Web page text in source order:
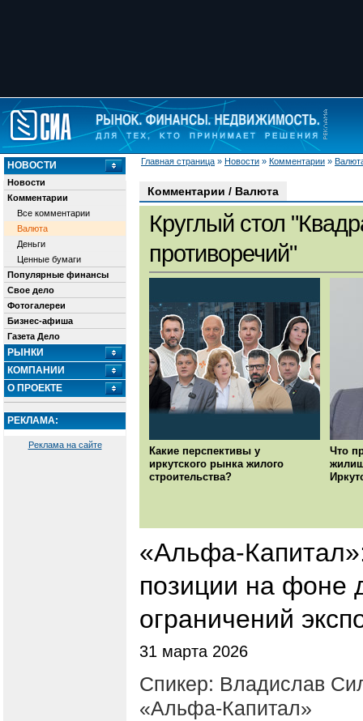
Главная страница » Новости » Комментарии »
НОВОСТИ
Новости
Комментарии
Все комментарии
Валюта
Деньги
Ценные бумаги
Популярные финансы
Свое дело
Фотогалереи
Бизнес-афиша
Газета Дело
РЫНКИ
КОМПАНИИ
О ПРОЕКТЕ
РЕКЛАМА:
Реклама на сайте
Комментарии / Валюта
Круглый стол
противоречий"
Какие перспективы у
иркутского рынка жилого
строительства?
Что
«Альфа-
позиции на фоне
ограничений
31 марта 2026
Спикер: Владислав
«Альфа-Капитал»